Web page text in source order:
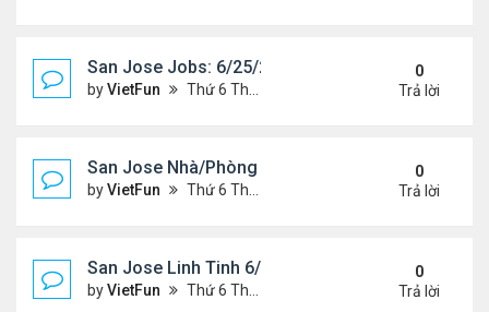
San Jose Jobs: 6/25/21- 7/2/2021
byVietFun Thứ 6 Tháng 6 25, 2021 2:14 pm
0
Trả lời
San Jose Nhà/Phòng 6/25/21-7/2/21
byVietFun Thứ 6 Tháng 6 25, 2021 2:11 pm
0
Trả lời
San Jose Linh Tinh 6/25/21 - 7/2/21
byVietFun Thứ 6 Tháng 6 25, 2021 2:07 pm
0
Trả lời